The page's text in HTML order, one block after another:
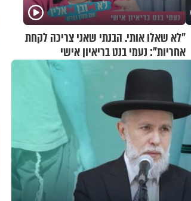
"לא שאלו אותי. הבנתי שאני צריכה לקחת
אחריות": נעמי בנט בריאיון אישי